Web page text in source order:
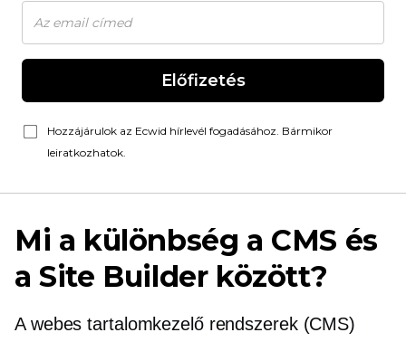
Előfizetés
Hozzájárulok az Ecwid hírlevél fogadásához. Bármikor
leiratkozhatok.
Mi a különbség a CMS és
a Site Builder között?
A webes tartalomkezelő rendszerek (CMS)